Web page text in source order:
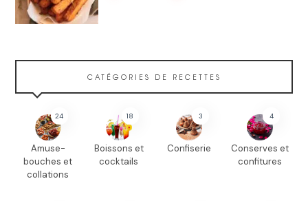
CATÉGORIES DE RECETTES
24
Amuse-
bouches et
collations
18
Boissons et
cocktails
3
Confiserie
4
Conserves et
confitures